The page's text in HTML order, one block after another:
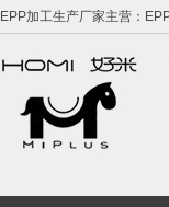
EPP加工生产厂家主营：